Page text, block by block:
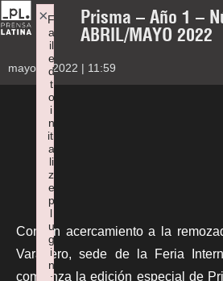
Prisma – Año 1 –
ABRIL/MAYO 2022
mayo 9, 2022 | 11:59
Con un acercamiento a la
Varadero, sede de la Feria
comienza la edición especial de
F
a
il
e
d
t
o
i
n
iti
a
li
z
e
p
l
u
g
i
n
:
×